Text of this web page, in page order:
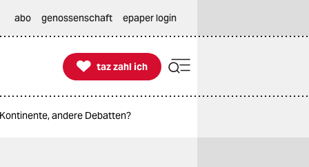
abo genossenschaft epaper login

taz zahl ich
taz zahl ich
andere Debatten?